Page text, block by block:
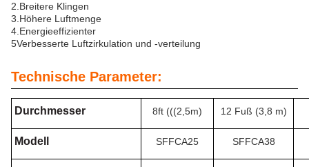
2. Breitere Klingen
3. Höhere Luftmenge
4. Energieeffizienter
5Verbesserte Luftzirkulation und -verteilung
Technische Parameter:
Durchmesser 8ft (((2,5m) 12 Fuß (3,8 m)
Modell SFFCA25 SFFCA38